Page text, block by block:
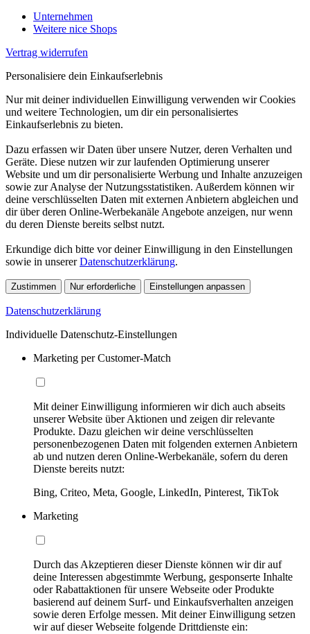
Unternehmen
Weitere nice Shops
Vertrag widerrufen
Personalisiere dein Einkaufserlebnis
Nur mit deiner individuellen Einwilligung verwenden wir Cookies
und weitere Technologien, um dir ein personalisiertes
Einkaufserlebnis zu bieten.
Dazu erfassen wir Daten über unsere Nutzer, deren Verhalten und
Geräte. Diese nutzen wir zur laufenden Optimierung unserer
Website und um dir personalisierte Werbung und Inhalte anzuzeigen
sowie zur Analyse der Nutzungsstatistiken. Außerdem können wir
deine verschlüsselten Daten mit externen Anbietern abgleichen und
dir über deren Online-Werbekanäle Angebote anzeigen, nur wenn
du deren Dienste bereits selbst nutzt.
Erkundige dich bitte vor deiner Einwilligung in den Einstellungen
sowie in unsererDatenschutzerklärung.
Zustimmen Nur erforderliche Einstellungen anpassen
Datenschutzerklärung
Individuelle Datenschutz-Einstellungen
Marketing per Customer-Match
Mit deiner Einwilligung informieren wir dich auch abseits
unserer Website über Aktionen und zeigen dir relevante
Produkte. Dazu gleichen wir deine verschlüsselten
personenbezogenen Daten mit folgenden externen Anbietern
ab und nutzen deren Online-Werbekanäle, sofern du deren
Dienste bereits nutzt:
Bing, Criteo, Meta, Google, LinkedIn, Pinterest, TikTok
Marketing
Durch das Akzeptieren dieser Dienste können wir dir auf
deine Interessen abgestimmte Werbung, gesponserte Inhalte
oder Rabattaktionen für unsere Webseite oder Produkte
basierend auf deinem Surf- und Einkaufsverhalten anzeigen
sowie deren Erfolge messen. Mit deiner Einwilligung setzen
wir auf dieser Webseite folgende Drittdienste ein: